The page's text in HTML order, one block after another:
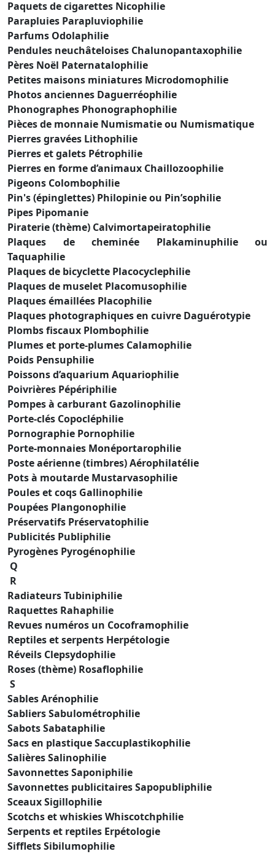
Paquets de cigarettes Nicophilie
Parapluies Parapluviophilie
Parfums Odolaphilie
Pendules neuchâteloises Chalunopantaxophilie
Pères Noël Paternatalophilie
Petites maisons miniatures Microdomophilie
Photos anciennes Daguerréophilie
Phonographes Phonographophilie
Pièces de monnaie Numismatie ou Numismatique
Pierres gravées Lithophilie
Pierres et galets Pétrophilie
Pierres en forme d’animaux Chaillozoophilie
Pigeons Colombophilie
Pin's (épinglettes) Philopinie ou Pin’sophilie
Pipes Pipomanie
Piraterie (thème) Calvimortapeiratophilie
Plaques de cheminée Plakaminuphilie ou
Taquaphilie
Plaques de bicyclette Placocyclephilie
Plaques de muselet Placomusophilie
Plaques émaillées Placophilie
Plaques photographiques en cuivre Daguérotypie
Plombs fiscaux Plombophilie
Plumes et porte-plumes Calamophilie
Poids Pensuphilie
Poissons d’aquarium Aquariophilie
Poivrières Pépériphilie
Pompes à carburant Gazolinophilie
Porte-clés Copocléphilie
Pornographie Pornophilie
Porte-monnaies Monéportarophilie
Poste aérienne (timbres) Aérophilatélie
Pots à moutarde Mustarvasophilie
Poules et coqs Gallinophilie
Poupées Plangonophilie
Préservatifs Préservatophilie
Publicités Publiphilie
Pyrogènes Pyrogénophilie
Q
R
Radiateurs Tubiniphilie
Raquettes Rahaphilie
Revues numéros un Cocoframophilie
Reptiles et serpents Herpétologie
Réveils Clepsydophilie
Roses (thème) Rosaflophilie
S
Sables Arénophilie
Sabliers Sabulométrophilie
Sabots Sabataphilie
Sacs en plastique Saccuplastikophilie
Salières Salinophilie
Savonnettes Saponiphilie
Savonnettes publicitaires Sapopubliphilie
Sceaux Sigillophilie
Scotchs et whiskies Whiscotchphilie
Serpents et reptiles Erpétologie
Sifflets Sibilumophilie